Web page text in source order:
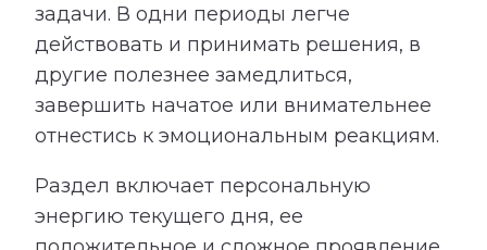
задачи. В одни периоды легче
действовать и принимать решения, в
другие полезнее замедлиться,
завершить начатое или внимательнее
отнестись к эмоциональным реакциям.
Раздел включает персональную
энергию текущего дня, ее